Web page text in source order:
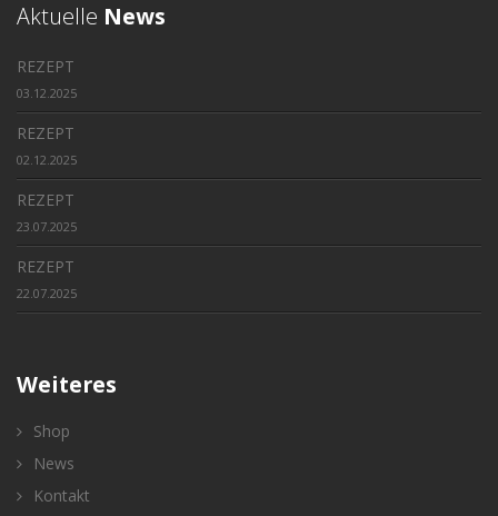
Aktuelle News
REZEPT
03.12.2025
REZEPT
02.12.2025
REZEPT
23.07.2025
REZEPT
22.07.2025
Weiteres
Shop
News
Kontakt